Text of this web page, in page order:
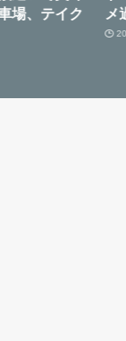
ク
メ過ぎた
2025年1月